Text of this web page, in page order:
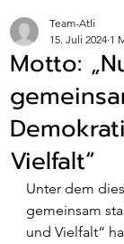
Motto:
Vielfalt“
Team-Atli
15. Juli 2024 1
Unter dem
gemeinsam
und Vielfalt“